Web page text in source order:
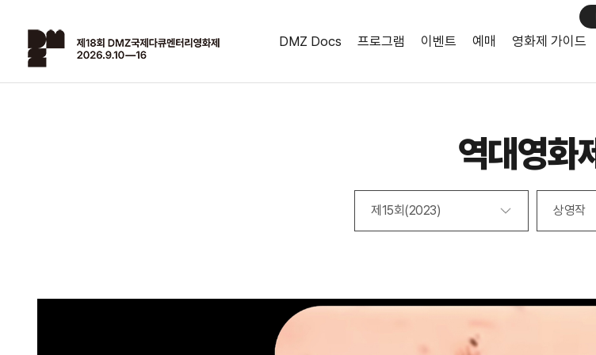
DMZ Docs 프로그램 이벤트 예매 영화제 가이드
역대영화제
제15회(2023) 상영작